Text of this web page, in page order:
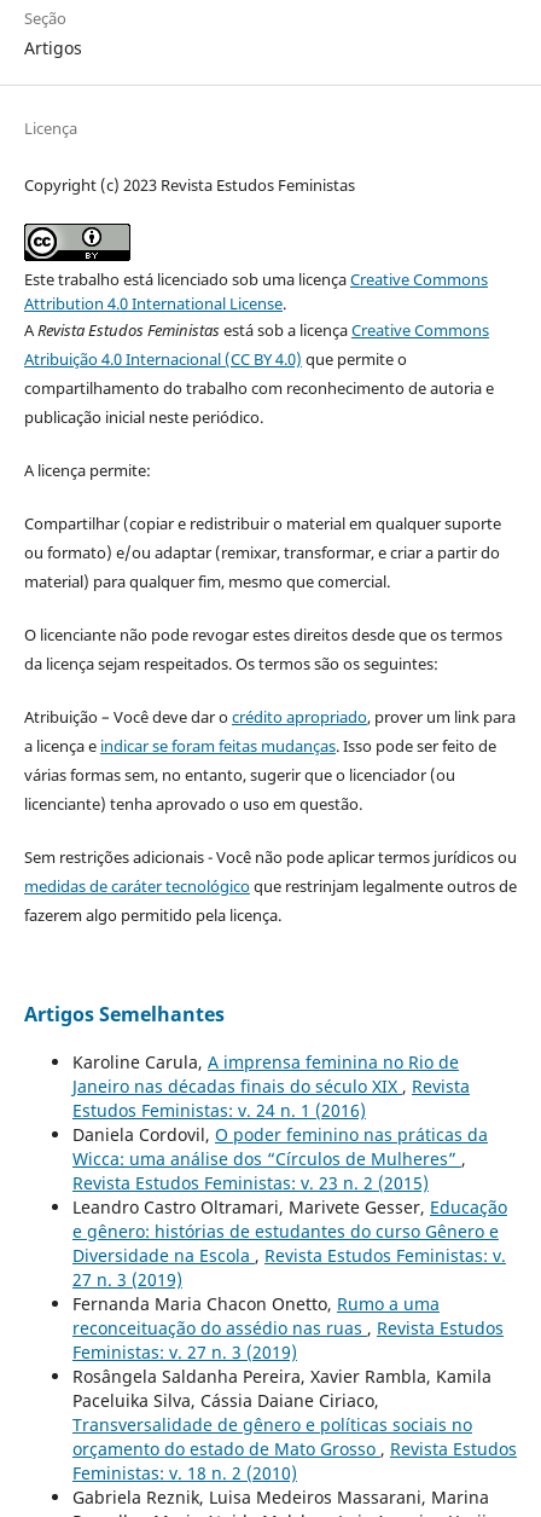
Seção
Artigos
Licença
Copyright (c) 2023 Revista Estudos Feministas
Este trabalho está licenciado sob uma licençaCreative Commons
Attribution 4.0 International License.
ARevista Estudos Feministasestá sob a licençaCreative Commons
Atribuição 4.0 Internacional (CC BY 4.0) que permite o
compartilhamento do trabalho com reconhecimento de autoria e
publicação inicial neste periódico.
A licença permite:
Compartilhar (copiar e redistribuir o material em qualquer suporte
ou formato) e/ou adaptar (remixar, transformar, e criar a partir do
material) para qualquer fim, mesmo que comercial.
O licenciante não pode revogar estes direitos desde que os termos
da licença sejam respeitados. Os termos são os seguintes:
Atribuição – Você deve dar ocrédito apropriado, prover um link para
a licença e indicar se foram feitas mudanças. Isso pode ser feito de
várias formas sem, no entanto, sugerir que o licenciador (ou
licenciante) tenha aprovado o uso em questão.
Sem restrições adicionais - Você não pode aplicar termos jurídicos ou
medidas de caráter tecnológicoque restrinjam legalmente outros de
fazerem algo permitido pela licença.
Artigos Semelhantes
Karoline Carula, A imprensa feminina no Rio de
Janeiro nas décadas finais do século XIX , Revista
Estudos Feministas: v. 24 n. 1 (2016)
Daniela Cordovil, O poder feminino nas práticas da
Wicca: uma análise dos “Círculos de Mulheres” ,
Revista Estudos Feministas: v. 23 n. 2 (2015)
Leandro Castro Oltramari, Marivete Gesser, Educação
e gênero: histórias de estudantes do curso Gênero e
Diversidade na Escola , Revista Estudos Feministas: v.
27 n. 3 (2019)
Fernanda Maria Chacon Onetto, Rumo a uma
reconceituação do assédio nas ruas , Revista Estudos
Feministas: v. 27 n. 3 (2019)
Rosângela Saldanha Pereira, Xavier Rambla, Kamila
Paceluika Silva, Cássia Daiane Ciriaco,
Transversalidade de gênero e políticas sociais no
orçamento do estado de Mato Grosso , Revista Estudos
Feministas: v. 18 n. 2 (2010)
Gabriela Reznik, Luisa Medeiros Massarani, Marina